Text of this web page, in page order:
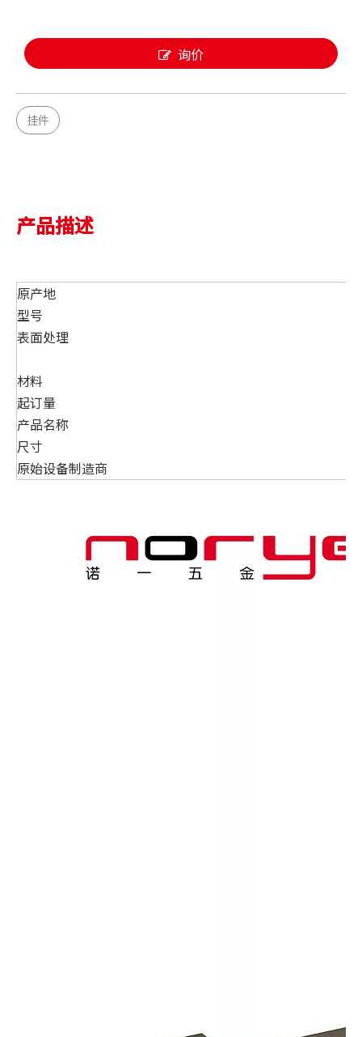
询价
挂件
产品描述
原产地
型号
表面处理
材料
起订量
产品名称
尺寸
原始设备制造商